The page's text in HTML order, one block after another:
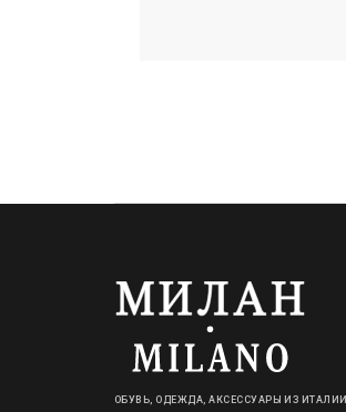
ОБУВЬ, ОДЕЖДА, АКСЕССУАРЫ ИЗ ИТАЛИИ